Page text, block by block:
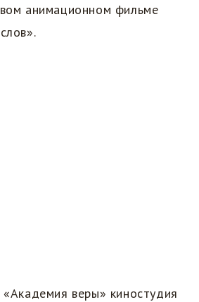
анимационном фильме
веры» киностудия